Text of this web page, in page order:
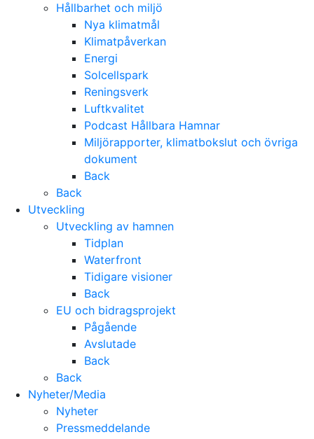
Hållbarhet och miljö
Nya klimatmål
Klimatpåverkan
Energi
Solcellspark
Reningsverk
Luftkvalitet
Podcast Hållbara Hamnar
Miljörapporter, klimatbokslut och övriga
dokument
Back
Back
Utveckling
Utveckling av hamnen
Tidplan
Waterfront
Tidigare visioner
Back
EU och bidragsprojekt
Pågående
Avslutade
Back
Back
Nyheter/Media
Nyheter
Pressmeddelande